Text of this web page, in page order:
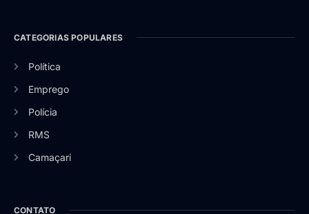
CATEGORIAS POPULARES
Política
Emprego
Polícia
RMS
Camaçari
CONTATO